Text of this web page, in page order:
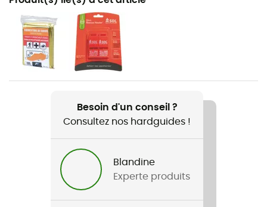
Randonnée / Trail / Running / Ski de fond
Poids
Nom du produit
90 % polyamide - 10 % élasthanne
Eléments réfléchissants
Besoin d'un conseil ?
Consultez nos hardguides !
Blandine
Experte produits